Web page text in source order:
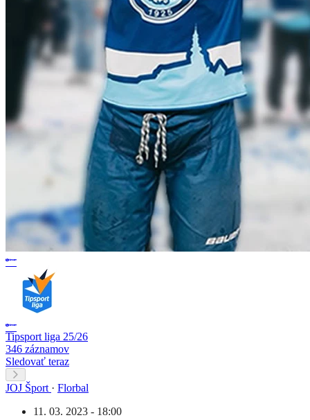
Tipsport liga 25/26
346 záznamov
Sledovať teraz
JOJ Šport · Florbal
11. 03. 2023 - 18:00